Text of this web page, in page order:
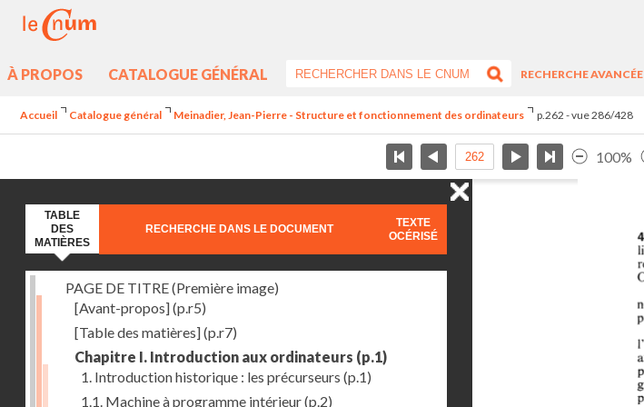
À PROPOS CATALOGUE GÉNÉRAL
RECHERCHE AVANCÉE
Accueil Catalogue général Meinadier, Jean-Pierre - Structure et fonctionnement des ordinateurs p.262 - vue 286/428
100%
TABLE
DES
MATIÈRES
RECHERCHE DANS LE DOCUMENT
TEXTE
OCÉRISÉ
PAGE DE TITRE (Première image)
[Avant-propos](p.r5)
[Table des matières](p.r7)
Chapitre I. Introduction aux ordinateurs (p.1)
1. Introduction historique : les précurseurs (p.1)
1.1. Machine à programme intérieur(p.2)